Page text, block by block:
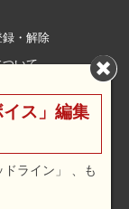
録・解除
ついて
・料金
ス」編集
ライン」 、も